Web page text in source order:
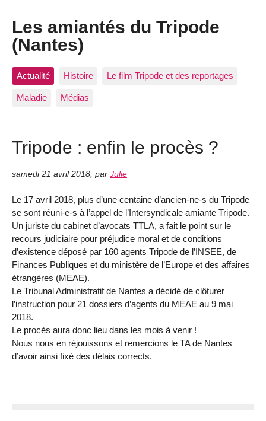
Les amiantés du Tripode
(Nantes)
Actualité Histoire Le film Tripode et des reportages
Maladie Médias
Tripode : enfin le procès ?
samedi 21 avril 2018 par Julie
Le 17 avril 2018, plus d’une centaine d’ancien-ne-s du Tripode
se sont réuni-e-s à l’appel de l’Intersyndicale amiante Tripode.
Un juriste du cabinet d’avocats TTLA, a fait le point sur le
recours judiciaire pour préjudice moral et de conditions
d’existence déposé par 160 agents Tripode de l’INSEE, de
Finances Publiques et du ministère de l’Europe et des affaires
étrangères (MEAE).
Le Tribunal Administratif de Nantes a décidé de clôturer
l’instruction pour 21 dossiers d’agents du MEAE au 9 mai
2018.
Le procès aura donc lieu dans les mois à venir !
Nous nous en réjouissons et remercions le TA de Nantes
d’avoir ainsi fixé des délais corrects.